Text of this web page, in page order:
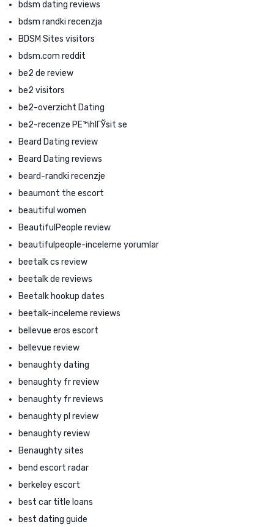
bdsm dating reviews
bdsm randki recenzja
BDSM Sites visitors
bdsm.com reddit
be2 de review
be2 visitors
be2-overzicht Dating
be2-recenze PЕ™ihlГЎsit se
Beard Dating review
Beard Dating reviews
beard-randki recenzje
beaumont the escort
beautiful women
BeautifulPeople review
beautifulpeople-inceleme yorumlar
beetalk cs review
beetalk de reviews
Beetalk hookup dates
beetalk-inceleme reviews
bellevue eros escort
bellevue review
benaughty dating
benaughty fr review
benaughty fr reviews
benaughty pl review
benaughty review
Benaughty sites
bend escort radar
berkeley escort
best car title loans
best dating guide